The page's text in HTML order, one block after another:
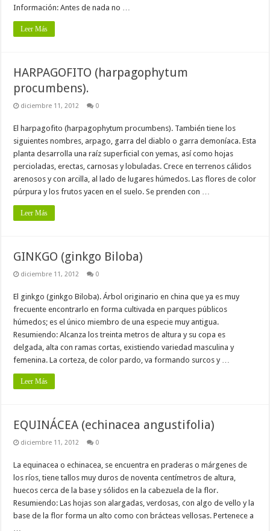
Información: Antes de nada no …
Leer Más
HARPAGOFITO (harpagophytum
procumbens).
diciembre 11, 2012 0
El harpagofito (harpagophytum procumbens). También tiene los
siguientes nombres, arpago, garra del diablo o garra demoníaca. Esta
planta desarrolla una raíz superficial con yemas, así como hojas
percioladas, erectas, carnosas y lobuladas. Crece en terrenos cálidos
arenosos y con arcilla, al lado de lugares húmedos. Las flores de color
púrpura y los frutos yacen en el suelo. Se prenden con …
Leer Más
GINKGO (ginkgo Biloba)
diciembre 11, 2012 0
El ginkgo (ginkgo Biloba). Árbol originario en china que ya es muy
frecuente encontrarlo en forma cultivada en parques públicos
húmedos; es el único miembro de una especie muy antigua.
Resumiendo: Alcanza los treinta metros de altura y su copa es
delgada, alta con ramas cortas, existiendo variedad masculina y
femenina. La corteza, de color pardo, va formando surcos y …
Leer Más
EQUINÁCEA (echinacea angustifolia)
diciembre 11, 2012 0
La equinacea o echinacea, se encuentra en praderas o márgenes de
los ríos, tiene tallos muy duros de noventa centímetros de altura,
huecos cerca de la base y sólidos en la cabezuela de la flor.
Resumiendo: Las hojas son alargadas, verdosas, con algo de vello y la
base de la flor forma un alto como con brácteas vellosas. Pertenece a